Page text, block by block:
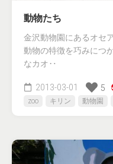
動物たち
金沢動物園にあるオセ
動物の特徴を巧みにつ
なカオ‥
2013-03-01 5
zoo キリン 動物園